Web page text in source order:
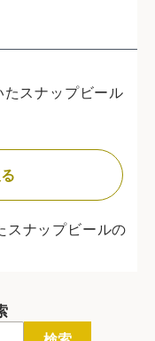
スナップビール
スナップビールの